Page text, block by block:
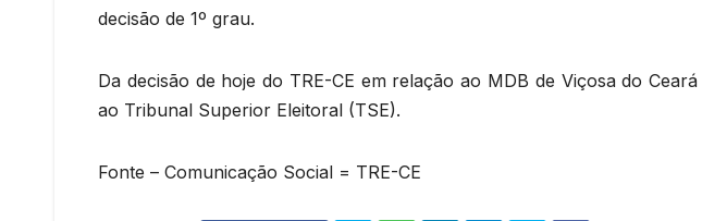
decisão de 1º grau.
Da decisão de hoje do TRE-CE em relação ao MDB de Viçosa do
ao Tribunal Superior Eleitoral (TSE).
Fonte – Comunicação Social = TRE-CE